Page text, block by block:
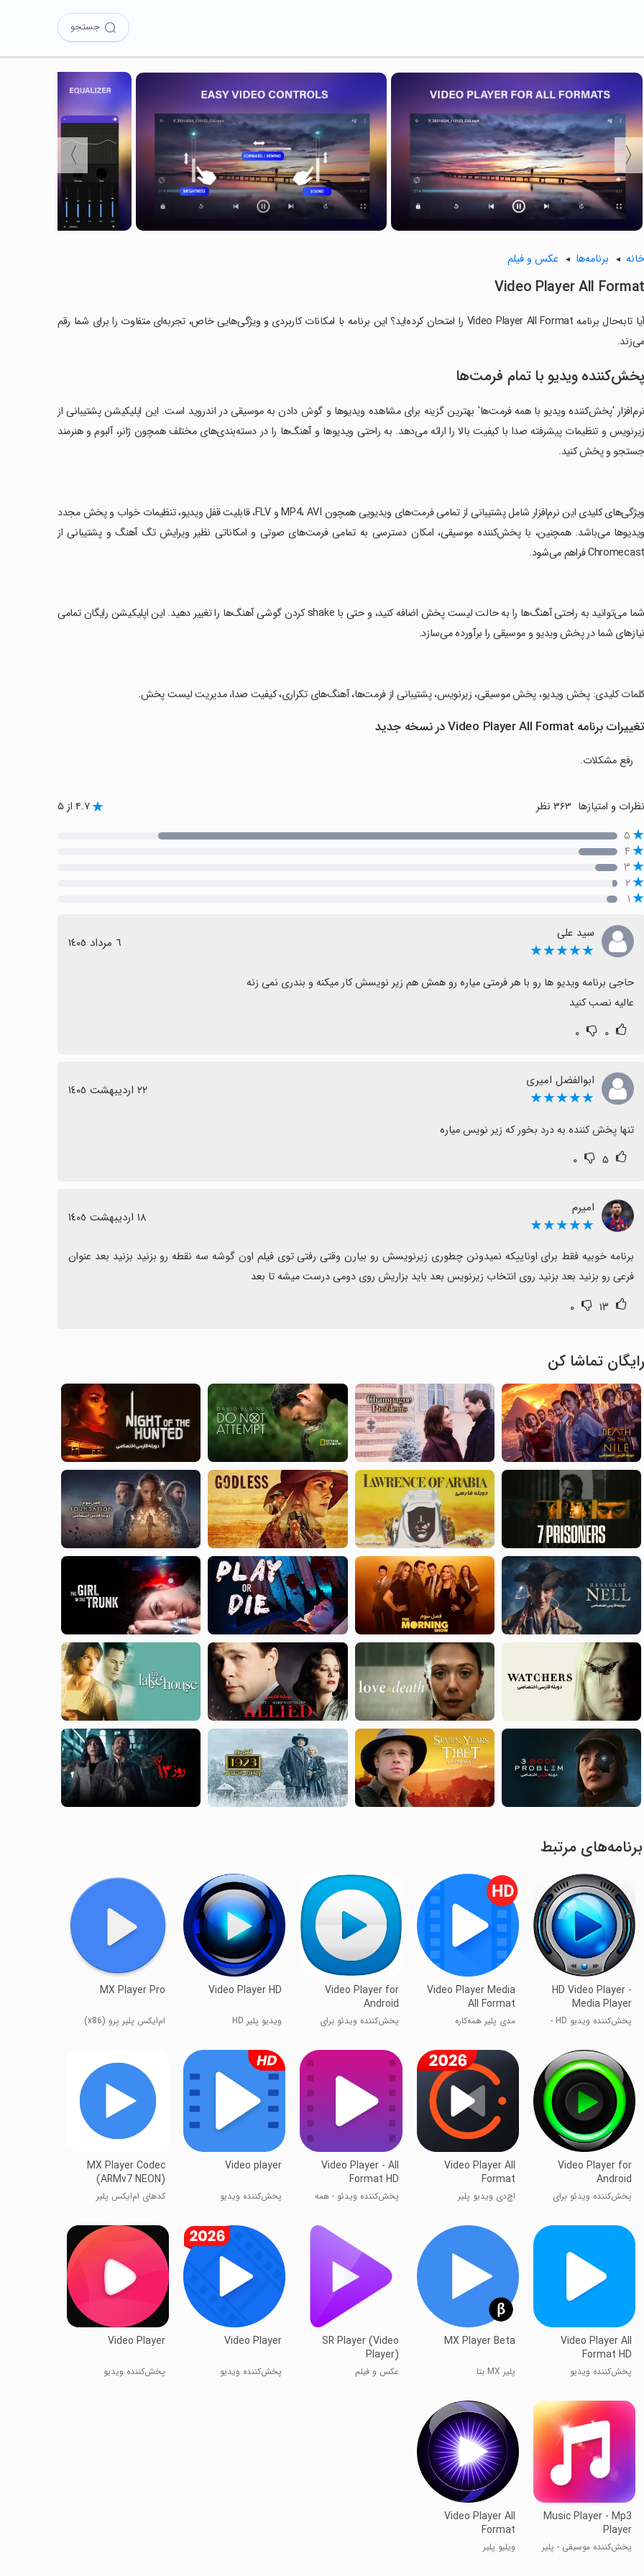
جستجو
〈
〉
خانه برنامه‌ها عکس و فیلم
Video Player All Format
آیا تابه‌حال برنامه Video Player All Format را امتحان کرده‌اید؟ این برنامه با امکانات کاربردی و ویژگی‌هایی خاص، تجربه‌ای متفاوت را برای شما رقم
می‌زند.
پخش‌کننده ویدیو با تمام فرمت‌ها
نرم‌افزار 'پخش‌کننده ویدیو با همه فرمت‌ها' بهترین گزینه برای مشاهده ویدیوها و گوش دادن به موسیقی در اندروید است. این اپلیکیشن پشتیبانی از
زیرنویس و تنظیمات پیشرفته صدا با کیفیت بالا را ارائه می‌دهد. به راحتی ویدیوها و آهنگ‌ها را در دسته‌بندی‌های مختلف همچون ژانر، آلبوم و هنرمند
جستجو و پخش کنید.
‏ویژگی‌های کلیدی این نرم‌افزار شامل پشتیبانی از تمامی فرمت‌های ویدیویی همچون MP4، AVI و FLV، قابلیت قفل ویدیو، تنظیمات خواب و پخش مجدد
ویدیوها می‌باشد. همچنین، با پخش‌کننده موسیقی، امکان دسترسی به تمامی فرمت‌های صوتی و امکاناتی نظیر ویرایش تگ آهنگ و پشتیبانی از
Chromecast فراهم می‌شود.
‏شما می‌توانید به راحتی آهنگ‌ها را به حالت لیست پخش اضافه کنید، و حتی با shake کردن گوشی آهنگ‌ها را تغییر دهید. این اپلیکیشن رایگان تمامی
نیازهای شما در پخش ویدیو و موسیقی را برآورده می‌سازد.
‏کلمات کلیدی: پخش ویدیو، پخش موسیقی، زیرنویس، پشتیبانی از فرمت‌ها، آهنگ‌های تکراری، کیفیت صدا، مدیریت لیست پخش.
تغییرات برنامه Video Player All Format در نسخه جدید
رفع مشکلات.
نظرات و امتیازها ۴.۷ از ۵
۵
۴
۳
۲
۱
سید علی
★★★★★ ٦ مرداد ١٤٠٥
عالیه نصب کنید
۰ ۰
ابوالفضل امیری
★★★★★ ٢٢ اردیبهشت ١٤٠٥
تنها پخش کننده به درد بخور که زیر نویس میاره
۵ ۰
امیرم
★★★★★ ١٨ اردیبهشت ١٤٠٥
فرعی رو بزنید بعد بزنید روی انتخاب زیرنویس بعد باید بزاریش روی دومی درست میشه تا بعد
۱۳ ۰
رایگان تماشا کن
برنامه‌های مرتبط
HD Video Player -
Media Player
پخش‌کننده ویدیو HD -
Video Player Media
All Format
مدی پلیر همه‌کاره
Video Player for
Android
پخش‌کننده ویدئو برای
Video Player HD
ویدیو پلیر HD
MX Player Pro
ام‌ایکس پلیر پرو (x86)
Video Player for
Android
پخش‌کننده ویدئو برای
Video Player All
Format
اچ‌دی ویدیو پلیر
Video Player - All
Format HD
پخش‌کننده ویدئو - همه
Video player
پخش‌کننده ویدیو
MX Player Codec
(ARMv7 NEON)
کدهای ام‌ایکس پلیر
Video Player All
Format HD
پخش‌کننده ویدیو
MX Player Beta
پلیر MX بتا
SR Player (Video
Player)
عکس و فیلم
Video Player
پخش‌کننده ویدیو
Video Player
پخش‌کننده ویدیو
Music Player - Mp3
Player
پخش‌کننده موسیقی - پلیر
Video Player All
Format
ویلیو پلیر